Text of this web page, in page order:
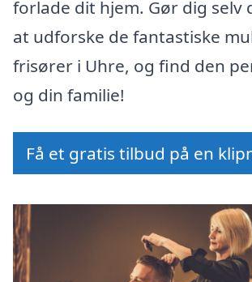
forlade dit hjem. Gør dig selv
at udforske de fantastiske
frisører i Uhre, og find den
og din familie!
Få et gratis tilbud på en